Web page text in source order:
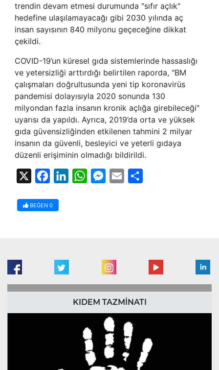
trendin devam etmesi durumunda "sıfır açlık"
hedefine ulaşılamayacağı gibi 2030 yılında aç
insan sayısının 840 milyonu geçeceğine dikkat
çekildi.
COVID-19’un küresel gıda sistemlerinde hassaslığı
ve yetersizliği arttırdığı belirtilen raporda, "BM
çalışmaları doğrultusunda yeni tip koronavirüs
pandemisi dolayısıyla 2020 sonunda 130
milyondan fazla insanın kronik açlığa girebileceği"
uyarısı da yapıldı. Ayrıca, 2019’da orta ve yüksek
gıda güvensizliğinden etkilenen tahmini 2 milyar
insanın da güvenli, besleyici ve yeterli gıdaya
düzenli erişiminin olmadığı bildirildi.
FacebookLinkedInWhatsAppMessenger
Email
BEĞEN 0
KIDEM TAZMİNATI